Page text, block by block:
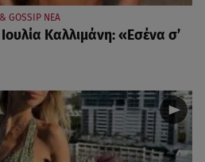
GOSSIP ΝΕΑ
Καλλιμάνη: «Εσένα σ’